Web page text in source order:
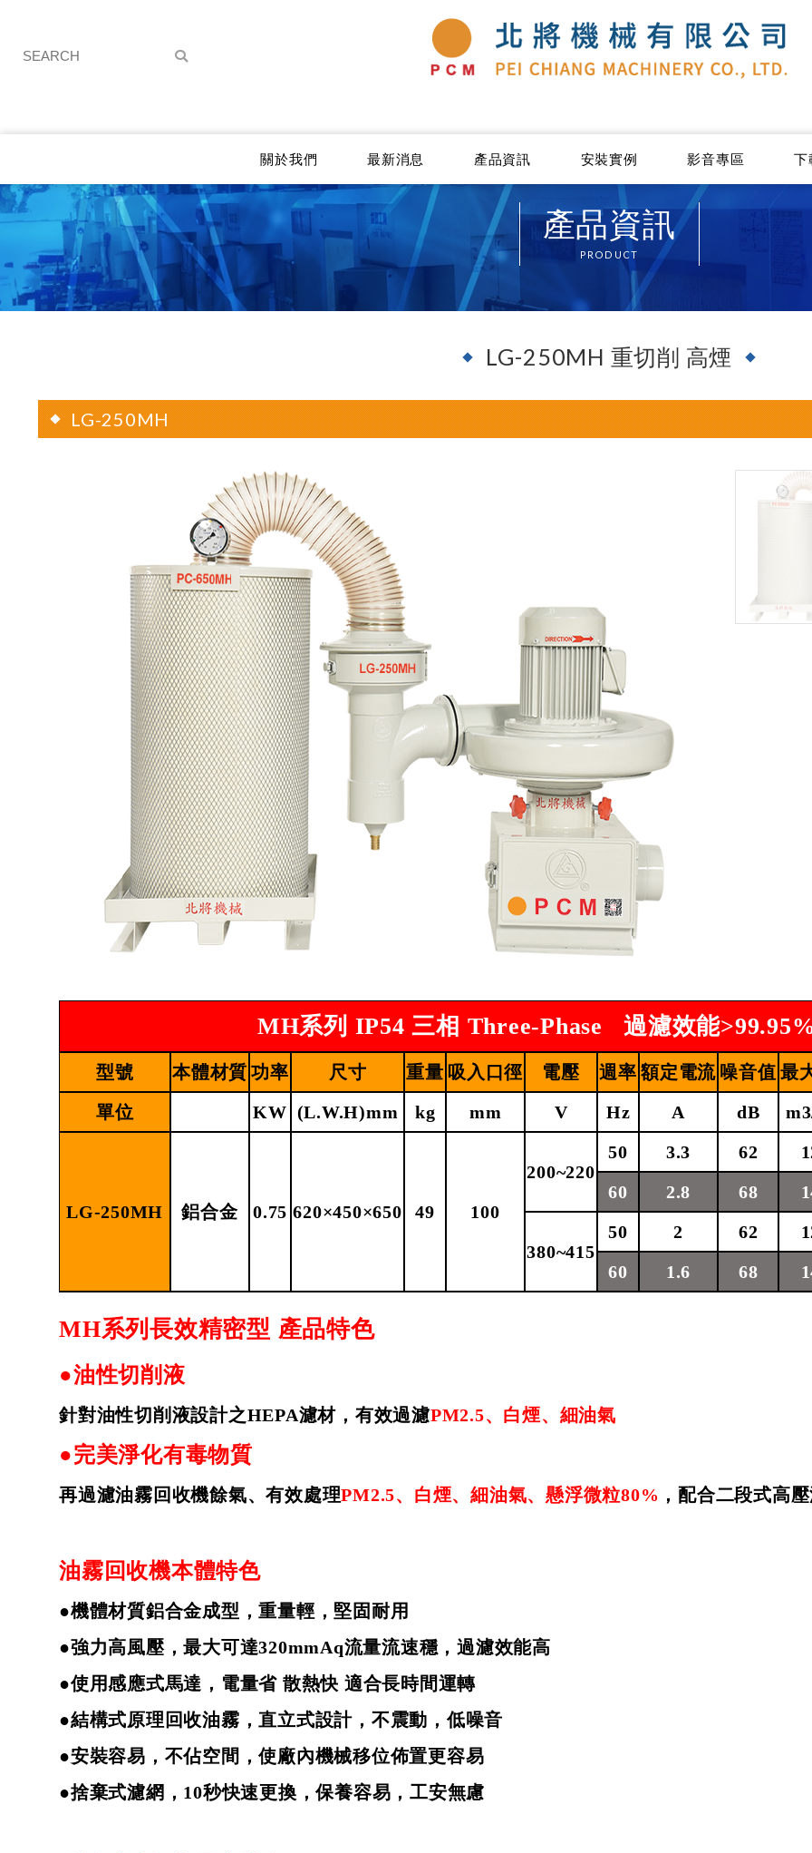
關於我們 最新消息 產品資訊 安裝實例 影音專區 下
產品資訊
PRODUCT
LG-250MH 重切削 高煙
LG-250MH
MH系列 IP54三相 Three-Phase 過濾效能
型號 本體材質 功率 尺寸 重量 吸入口徑 電壓 週率 額定電流 噪音值 最
單位
KW (L.W.H)mm kg mm V Hz A dB
LG-250MH 鋁合金 0.75 620×450×650 49 100
200~220
50 3.3 62
60
2.8 68
380~415
50 2 62
60
1.6 68
MH系列長效精密型 產品特色
●油性切削液
針對油性切削液設計之HEPA濾材，有效過濾PM2.5、白煙、細油氣
●完美淨化有毒物質
再過濾油霧回收機餘氣、有效處理PM2.5、白煙、細油氣、懸浮微粒80% ，配合二段式高
油霧回收機本體特色
●機體材質鋁合金成型，重量輕，堅固耐用
●強力高風壓，最大可達320mmAq流量流速穩，過濾效能高
●使用感應式馬達，電量省 散熱快 適合長時間運轉
●結構式原理回收油霧，直立式設計，不震動，低噪音
●安裝容易，不佔空間，使廠內機械移位佈置更容易
●捨棄式濾網， 10秒快速更換，保養容易，工安無慮